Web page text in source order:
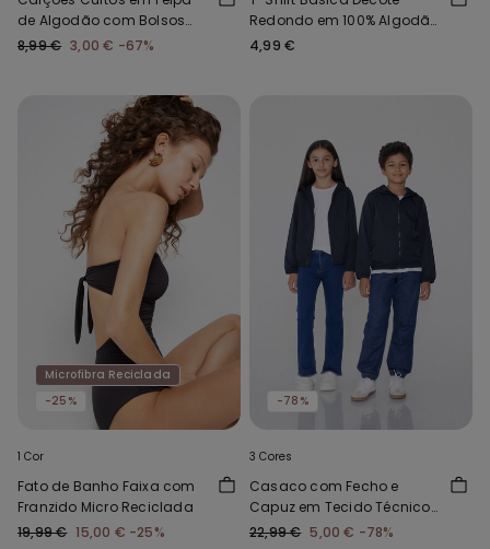
de Algodão com Bolsos
Menino
8,99 € 3,00 € -67%
Redondo em 100% Algodão
Criança Unissexo
4,99 €
Microfibra Reciclada
-25%
1 Cor
Fato de Banho Faixa com
Franzido Micro Reciclada
19,99 € 15,00 € -25%
-78%
3 Cores
Casaco com Fecho e
Capuz em Tecido Técnico
Criança Unissexo
22,99 € 5,00 € -78%